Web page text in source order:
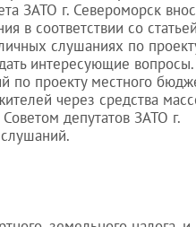
ЗАТО г. Североморск
в соответствии со
слушаниях по
интересующие вопросы.
по проекту местного
через средства
депутатов ЗАТО г.